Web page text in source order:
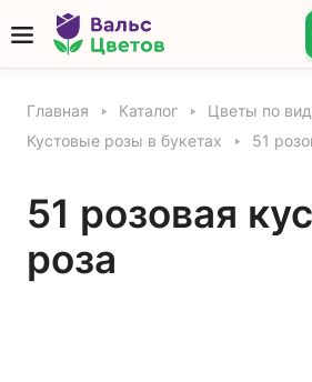
Главная Каталог
Цветы по
Кустовые розы в букетах
51
51 розовая
роза